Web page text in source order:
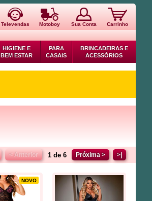
Televendas Motoboy Sua Conta Carrinho
HIGIENE E
BEM ESTAR
PARA
CASAIS
BRINCADEIRAS E
ACESSÓRIOS
< Anterior 1 de 6 Próxima > >|
NOVO